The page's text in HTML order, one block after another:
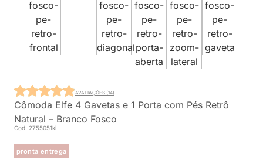
Cômoda Elfe 4 Gavetas e 1 Porta com Pés Retrô
Natural – Branco Fosco
Cod. 2755051ki
pronta entrega
AVALIAÇÕES (14)